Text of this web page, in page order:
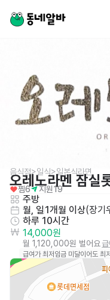
음식점>일식>일본식라면
오레노라멘 잠실
찜6 지원19
주방
월, 일1개월 이상(장기
하루 10시간
14,000원
월 1,120,000원 벌어요급
급여가 최저임금 미달이어도 최